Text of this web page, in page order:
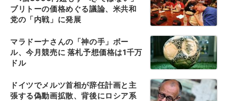
ブリトーの価格めぐる議論、米共和
党の「内戦」に発展
マラドーナさんの「神の手」ボー
ル、今月競売に 落札予想価格は1千万
ドル
ドイツでメルツ首相が辞任計画と主
張する偽動画拡散、背後にロシア系